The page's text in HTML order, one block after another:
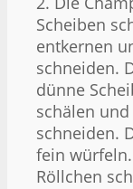
Scheiben
entkernen
schneiden.
dünne
schälen
schneiden.
fein
Röllchen